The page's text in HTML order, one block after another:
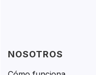
NOSOTROS